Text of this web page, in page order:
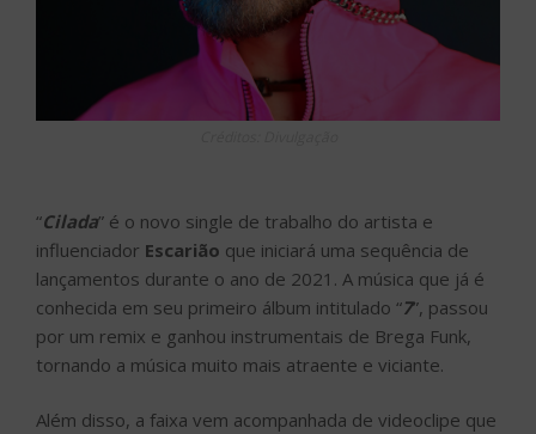
“Cilada” é o novo single de trabalho do artista e
influenciador Escarião que iniciará uma sequência de
lançamentos durante o ano de 2021. A música que já é
conhecida em seu primeiro álbum intitulado “7”, passou
por um remix e ganhou instrumentais de Brega Funk,
tornando a música muito mais atraente e viciante.
Além disso, a faixa vem acompanhada de videoclipe que